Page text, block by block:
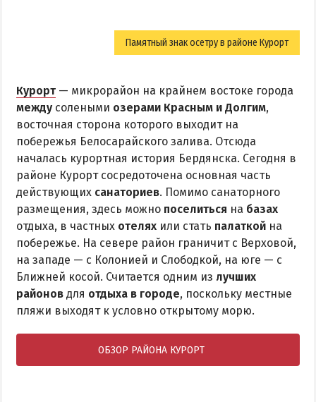
Памятный знак осетру в районе Курорт
Курорт — микрорайон на крайнем востоке города
между солеными озерами Красным и Долгим,
восточная сторона которого выходит на
побережья Белосарайского залива. Отсюда
началась курортная история Бердянска. Сегодня в
районе Курорт сосредоточена основная часть
действующих санаториев. Помимо санаторного
размещения, здесь можно поселиться на базах
отдыха, в частных отелях или стать палаткой на
побережье. На севере район граничит с Верховой,
на западе — с Колонией и Слободкой, на юге — с
Ближней косой. Считается одним из лучших
районов для отдыха в городе, поскольку местные
пляжи выходят к условно открытому морю.
ОБЗОР РАЙОНА КУРОРТ